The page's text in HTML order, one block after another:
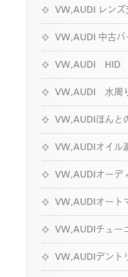
VW,AUDI レンズ
VW,AUDI 中古パ
VW,AUDI HID
VW,AUDI 水周
VW,AUDIほんと
VW,AUDIオイル
VW,AUDIオーデ
VW,AUDIオート
VW,AUDIチュー
VW,AUDIデント